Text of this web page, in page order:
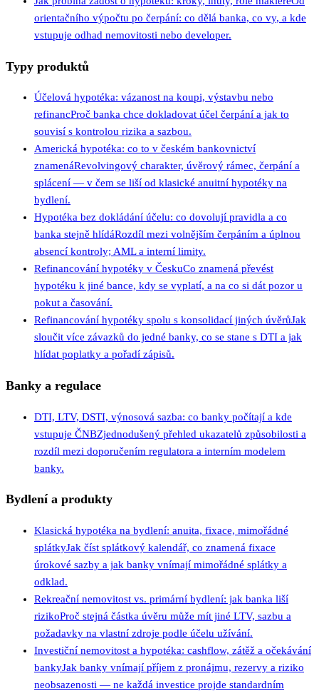
orientačního výpočtu po čerpání: co dělá banka, co vy, a kde
vstupuje odhad nemovitosti nebo developer.
Typy produktů
Účelová hypotéka: vázanost na koupi, výstavbu nebo
refinancProč banka chce dokladovat účel čerpání a jak to
souvisí s kontrolou rizika a sazbou.
Americká hypotéka: co to v českém bankovnictví
znamenáRevolvingový charakter, úvěrový rámec, čerpání a
splácení — v čem se liší od klasické anuitní hypotéky na
bydlení.
Hypotéka bez dokládání účelu: co dovolují pravidla a co
banka stejně hlídáRozdíl mezi volnějším čerpáním a úplnou
absencí kontroly; AML a interní limity.
Refinancování hypotéky v ČeskuCo znamená převést
hypotéku k jiné bance, kdy se vyplatí, a na co si dát pozor u
pokut a časování.
Refinancování hypotéky spolu s konsolidací jiných úvěrůJak
sloučit více závazků do jedné banky, co se stane s DTI a jak
hlídat poplatky a pořadí zápisů.
Banky a regulace
DTI, LTV, DSTI, výnosová sazba: co banky počítají a kde
vstupuje ČNBZjednodušený přehled ukazatelů způsobilosti a
rozdíl mezi doporučením regulatora a interním modelem
banky.
Bydlení a produkty
Klasická hypotéka na bydlení: anuita, fixace, mimořádné
splátkyJak číst splátkový kalendář, co znamená fixace
úrokové sazby a jak banky vnímají mimořádné splátky a
odklad.
Rekreační nemovitost vs. primární bydlení: jak banka liší
rizikoProč stejná částka úvěru může mít jiné LTV, sazbu a
požadavky na vlastní zdroje podle účelu užívání.
Investiční nemovitost a hypotéka: cashflow, zátěž a očekávání
bankyJak banky vnímají příjem z pronájmu, rezervy a riziko
neobsazenosti — ne každá investice projde standardním